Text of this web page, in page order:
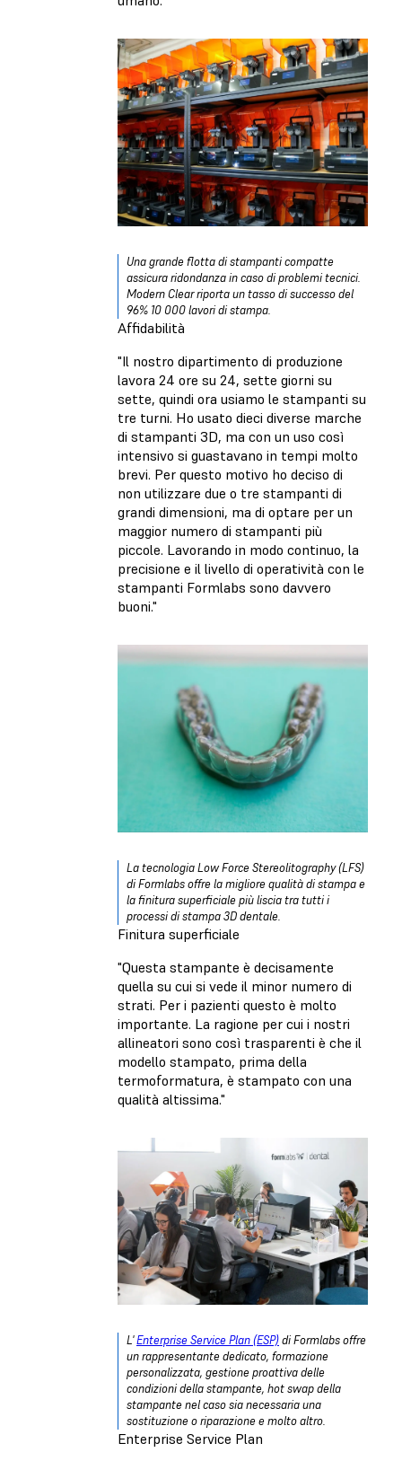
Una grande flotta di stampanti compatte
assicura ridondanza in caso di problemi tecnici.
Modern Clear riporta un tasso di successo del
96% 10 000 lavori di stampa.
Affidabilità
"Il nostro dipartimento di produzione
lavora 24 ore su 24, sette giorni su
sette, quindi ora usiamo le stampanti su
tre turni. Ho usato dieci diverse marche
di stampanti 3D, ma con un uso così
intensivo si guastavano in tempi molto
brevi. Per questo motivo ho deciso di
non utilizzare due o tre stampanti di
grandi dimensioni, ma di optare per un
maggior numero di stampanti più
piccole. Lavorando in modo continuo, la
precisione e il livello di operatività con le
stampanti Formlabs sono davvero
buoni."
La tecnologia Low Force Stereolitography (LFS)
di Formlabs offre la migliore qualità di stampa e
la finitura superficiale più liscia tra tutti i
processi di stampa 3D dentale.
Finitura superficiale
"Questa stampante è decisamente
quella su cui si vede il minor numero di
strati. Per i pazienti questo è molto
importante. La ragione per cui i nostri
allineatori sono così trasparenti è che il
modello stampato, prima della
termoformatura, è stampato con una
qualità altissima."
L'Enterprise Service Plan (ESP)di Formlabs offre
un rappresentante dedicato, formazione
personalizzata, gestione proattiva delle
condizioni della stampante, hot swap della
stampante nel caso sia necessaria una
sostituzione o riparazione e molto altro.
Enterprise Service Plan